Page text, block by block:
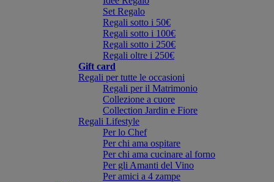
Set Regalo
Regali sotto i 50€
Regali sotto i 100€
Regali sotto i 250€
Regali oltre i 250€
Gift card
Regali per tutte le occasioni
Regali per il Matrimonio
Collezione a cuore
Collection Jardin e Fiore
Regali Lifestyle
Per lo Chef
Per chi ama ospitare
Per chi ama cucinare al forno
Per gli Amanti del Vino
Per amici a 4 zampe